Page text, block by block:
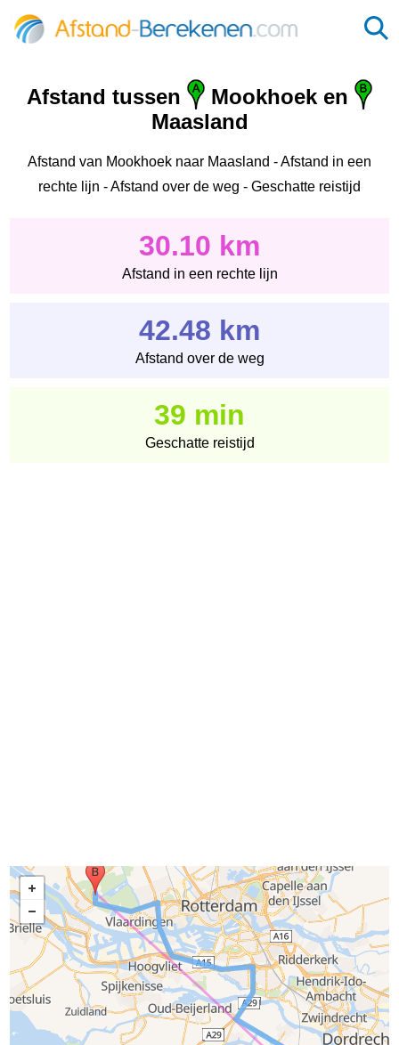
Afstand tussen
Mookhoek en
Maasland
Afstand van Mookhoek naar Maasland - Afstand in een
rechte lijn - Afstand over de weg - Geschatte reistijd
30.10 km
Afstand in een rechte lijn
42.48 km
Afstand over de weg
39 min
Geschatte reistijd